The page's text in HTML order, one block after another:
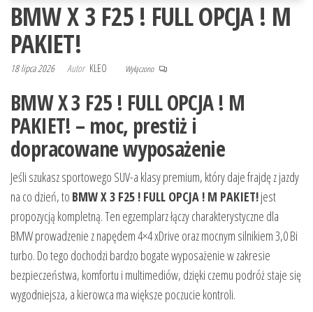
BMW X 3 F25 ! FULL OPCJA ! M
PAKIET!
18 lipca 2026 Autor KLEO Wyłączono
BMW X 3 F25 ! FULL OPCJA ! M
PAKIET! – moc, prestiż i
dopracowane wyposażenie
Jeśli szukasz sportowego SUV-a klasy premium, który daje frajdę z jazdy
na co dzień, to BMW X 3 F25 ! FULL OPCJA ! M PAKIET!jest
propozycją kompletną. Ten egzemplarz łączy charakterystyczne dla
BMW prowadzenie z napędem 4×4 xDrive oraz mocnym silnikiem 3,0 Bi
turbo. Do tego dochodzi bardzo bogate wyposażenie w zakresie
bezpieczeństwa, komfortu i multimediów, dzięki czemu podróż staje się
wygodniejsza, a kierowca ma większe poczucie kontroli.